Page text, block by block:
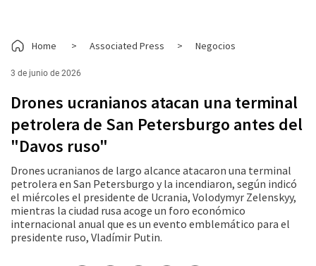
Home > Associated Press > Negocios
3 de junio de 2026
Drones ucranianos atacan una terminal
petrolera de San Petersburgo antes del
"Davos ruso"
Drones ucranianos de largo alcance atacaron una terminal
petrolera en San Petersburgo y la incendiaron, según indicó
el miércoles el presidente de Ucrania, Volodymyr Zelenskyy,
mientras la ciudad rusa acoge un foro económico
internacional anual que es un evento emblemático para el
presidente ruso, Vladímir Putin.